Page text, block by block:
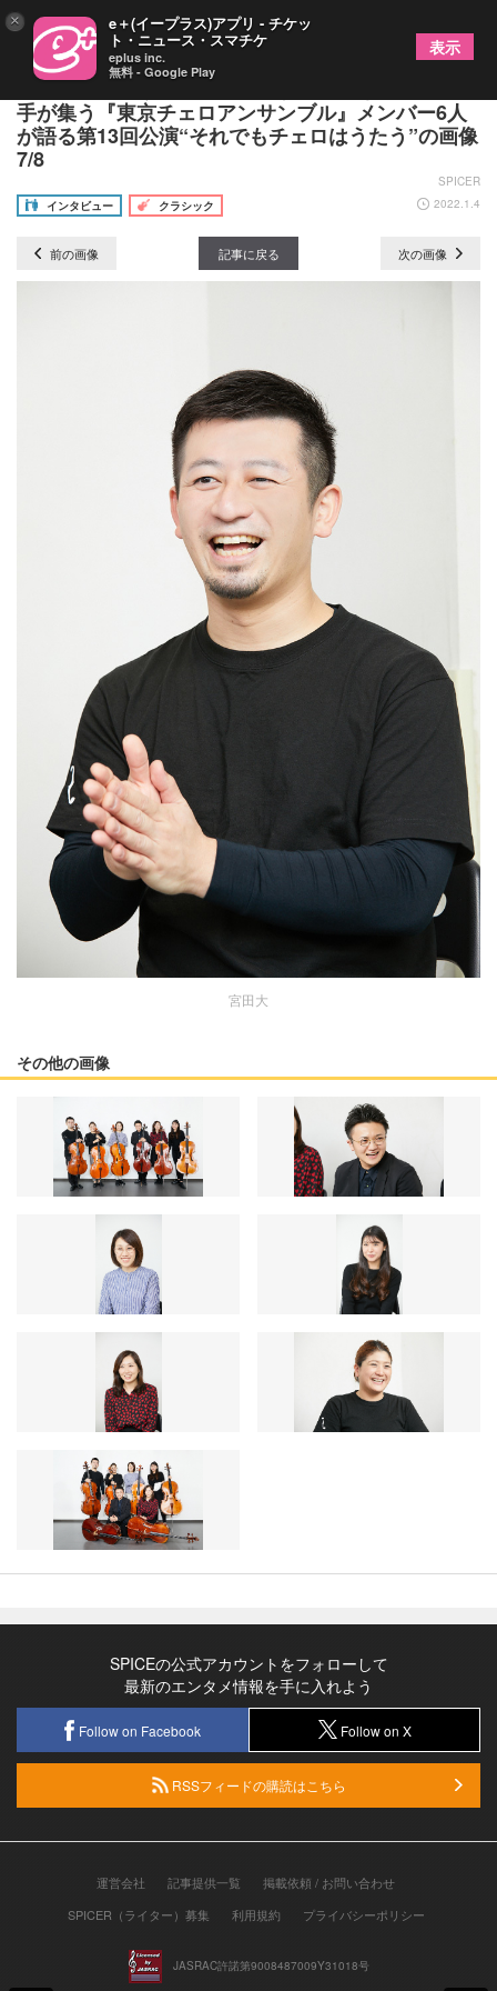
「チームというより“家族”です」 若きチェロの名
手が集う『東京チェロアンサンブル』メンバー6人
が語る第13回公演“それでもチェロはうたう”の画像
7/8
SPICER
インタビュー
クラシック 2022.1.4
前の画像 記事に戻る 次の画像
宮田大
その他の画像
SPICEの公式アカウントをフォローして
最新のエンタメ情報を手に入れよう
Follow on Facebook Follow on X
RSSフィードの購読はこちら
運営会社 記事提供一覧
掲載依頼 / お問い合わせ
SPICER（ライター）募集
利用規約 プライバシーポリシー
JASRAC許諾第9008487009Y31018号
× e＋(イープラス)アプリ - チケッ
ト・ニュース・スマチケ
eplus inc.
無料 - Google Play
表示